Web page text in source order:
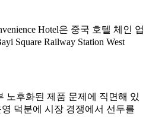
Hotel은 중국 호텔 체인 업
Square Railway Station West
노후화된 제품 문제에 직면해 있
덕분에 시장 경쟁에서 선두를